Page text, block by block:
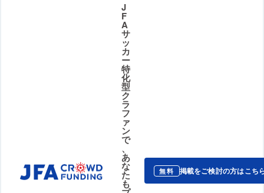
J
F
A
サ
ッ
カ
ー
特
化
型
ク
ラ
フ
ァ
ン
で
、
あ
な
た
も
無料 掲載をご検討の方はこち